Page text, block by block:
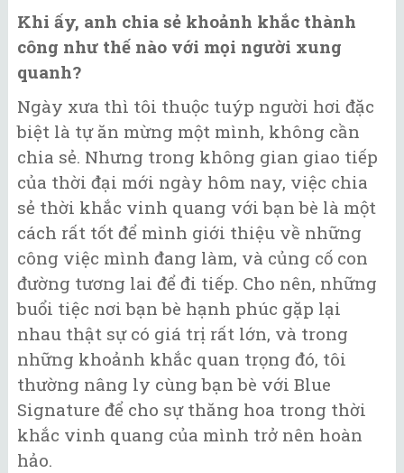
Khi ấy, anh chia sẻ khoảnh khắc thành
công như thế nào với mọi người xung
quanh?
Ngày xưa thì tôi thuộc tuýp người hơi đặc
biệt là tự ăn mừng một mình, không cần
chia sẻ. Nhưng trong không gian giao tiếp
của thời đại mới ngày hôm nay, việc chia
sẻ thời khắc vinh quang với bạn bè là một
cách rất tốt để mình giới thiệu về những
công việc mình đang làm, và củng cố con
đường tương lai để đi tiếp. Cho nên, những
buổi tiệc nơi bạn bè hạnh phúc gặp lại
nhau thật sự có giá trị rất lớn, và trong
những khoảnh khắc quan trọng đó, tôi
thường nâng ly cùng bạn bè với Blue
Signature để cho sự thăng hoa trong thời
khắc vinh quang của mình trở nên hoàn
hảo.